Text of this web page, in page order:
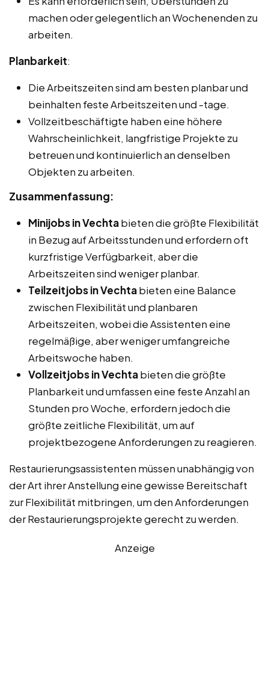
machen oder gelegentlich an Wochenenden zu
arbeiten.
Planbarkeit:
Die Arbeitszeiten sind am besten planbar und
beinhalten feste Arbeitszeiten und -tage.
Vollzeitbeschäftigte haben eine höhere
Wahrscheinlichkeit, langfristige Projekte zu
betreuen und kontinuierlich an denselben
Objekten zu arbeiten.
Zusammenfassung:
Minijobs in Vechtabieten die größte Flexibilität
in Bezug auf Arbeitsstunden und erfordern oft
kurzfristige Verfügbarkeit, aber die
Arbeitszeiten sind weniger planbar.
Teilzeitjobs in Vechtabieten eine Balance
zwischen Flexibilität und planbaren
Arbeitszeiten, wobei die Assistenten eine
regelmäßige, aber weniger umfangreiche
Arbeitswoche haben.
Vollzeitjobs in Vechtabieten die größte
Planbarkeit und umfassen eine feste Anzahl an
Stunden pro Woche, erfordern jedoch die
größte zeitliche Flexibilität, um auf
projektbezogene Anforderungen zu reagieren.
Restaurierungsassistenten müssen unabhängig von
der Art ihrer Anstellung eine gewisse Bereitschaft
zur Flexibilität mitbringen, um den Anforderungen
der Restaurierungsprojekte gerecht zu werden.
Anzeige